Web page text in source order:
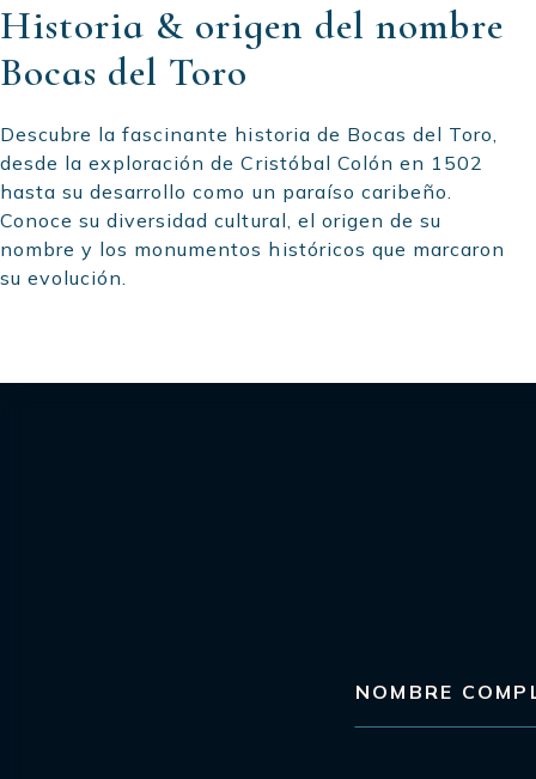
Historia & origen del nombre
Bocas del Toro
Descubre la fascinante historia de Bocas del Toro,
desde la exploración de Cristóbal Colón en 1502
hasta su desarrollo como un paraíso caribeño.
Conoce su diversidad cultural, el origen de su
nombre y los monumentos históricos que marcaron
su evolución.